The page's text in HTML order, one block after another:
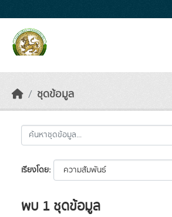
ชุดข้อมูล
เรียงโดย
พบ 1 ชุดข้อมูล